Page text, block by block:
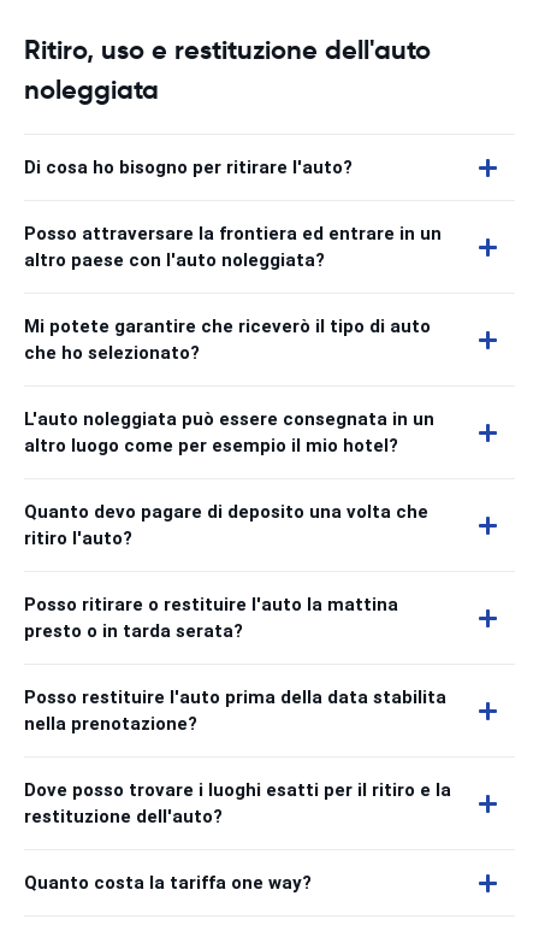
Ritiro, uso e restituzione dell'auto
noleggiata
Di cosa ho bisogno per ritirare l'auto?
Posso attraversare la frontiera ed entrare in un
altro paese con l'auto noleggiata?
Mi potete garantire che riceverò il tipo di auto
che ho selezionato?
L'auto noleggiata può essere consegnata in un
altro luogo come per esempio il mio hotel?
Quanto devo pagare di deposito una volta che
ritiro l'auto?
Posso ritirare o restituire l'auto la mattina
presto o in tarda serata?
Posso restituire l'auto prima della data stabilita
nella prenotazione?
Dove posso trovare i luoghi esatti per il ritiro e la
restituzione dell'auto?
Quanto costa la tariffa one way?